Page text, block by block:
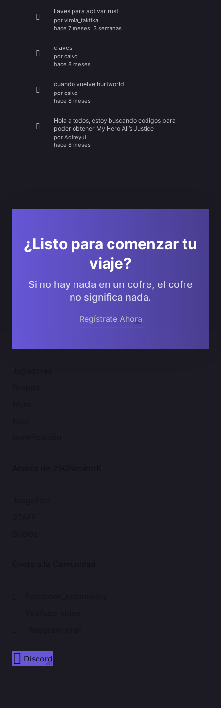
llaves para activar rust
por virola_taktika
hace 7 meses, 3 semanas
claves
por calvo
hace 8 meses
cuando vuelve hurtworld
por calvo
hace 8 meses
Hola a todos, estoy buscando codigos para
poder obtener My Hero All’s Justice
por Aqireyui
hace 8 meses
¿Listo para comenzar tu
viaje?
Si no hay nada en un cofre, el cofre
no significa nada.
Regístrate Ahora
Discord